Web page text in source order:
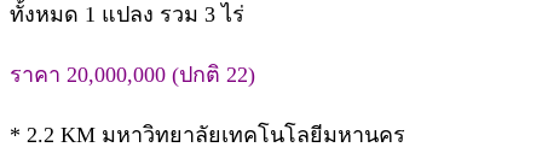
ทั้งหมด 1 แปลง รวม 3 ไร่
ราคา 20,000,000 (ปกติ 22)
* 2.2 KM มหาวิทยาลัยเทคโนโลยีมหานคร